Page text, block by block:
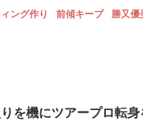
ング作り 前傾キープ 勝又優
を機にツアープロ転